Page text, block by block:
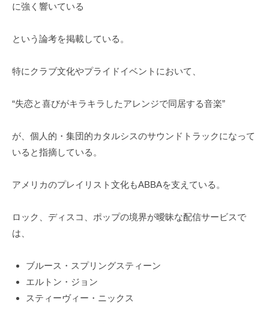
に強く響いている
という論考を掲載している。
特にクラブ文化やプライドイベントにおいて、
“失恋と喜びがキラキラしたアレンジで同居する音楽”
が、個人的・集団的カタルシスのサウンドトラックになって
いると指摘している。
アメリカのプレイリスト文化もABBAを支えている。
ロック、ディスコ、ポップの境界が曖昧な配信サービスで
は、
ブルース・スプリングスティーン
エルトン・ジョン
スティーヴィー・ニックス